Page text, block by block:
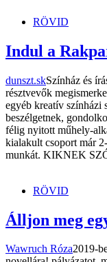
RÖVID
Indul a
dunszt.skSzínház és
résztvevők
egyéb kreatív színházi
beszélgetnek,
félig nyitott műhely-
kialakult csoport már
munkát. KIKNEK
RÖVID
Álljon meg
Wawruch Róza2019-